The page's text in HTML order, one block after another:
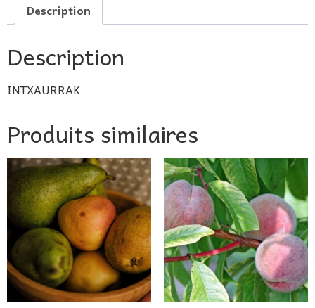
Description
Description
INTXAURRAK
Produits similaires